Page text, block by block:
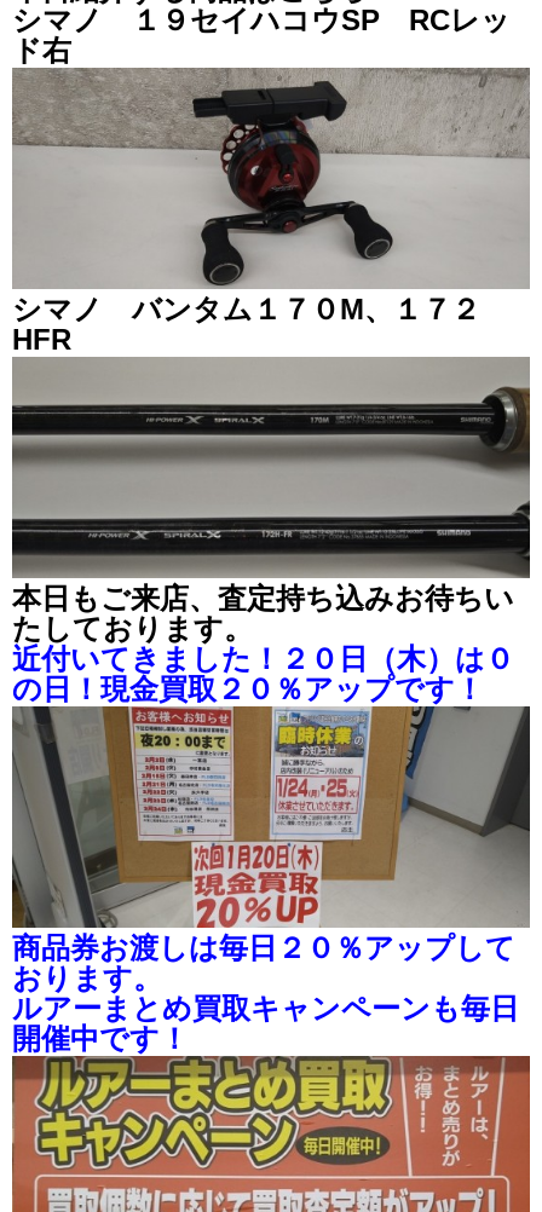
シマノ １９セイハコウSP RCレッ
ド右
シマノ バンタム１７０M、１７２
HFR
本日もご来店、査定持ち込みお待ちい
たしております。
近付いてきました！２０日（木）は０
の日！現金買取２０％アップです！
商品券お渡しは毎日２０％アップして
おります。
ルアーまとめ買取キャンペーンも毎日
開催中です！